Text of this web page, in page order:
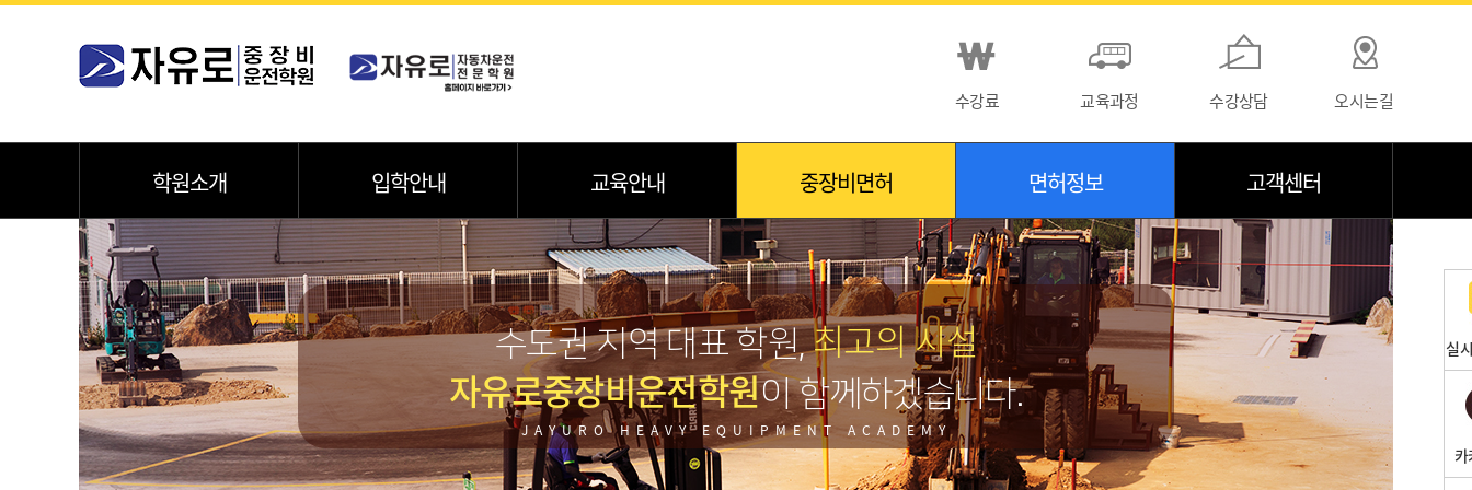
수강료 교육과정 수강상담 오시는길
실
학원소개 입학안내 교육안내 중장비면허 면허정보 고객센터
수도권 지역 대표 학원,최고의 시설
자유로중장비운전학원이 함께하겠습니다.
JAYURO HEAVY EQUIPMENT ACADEMY